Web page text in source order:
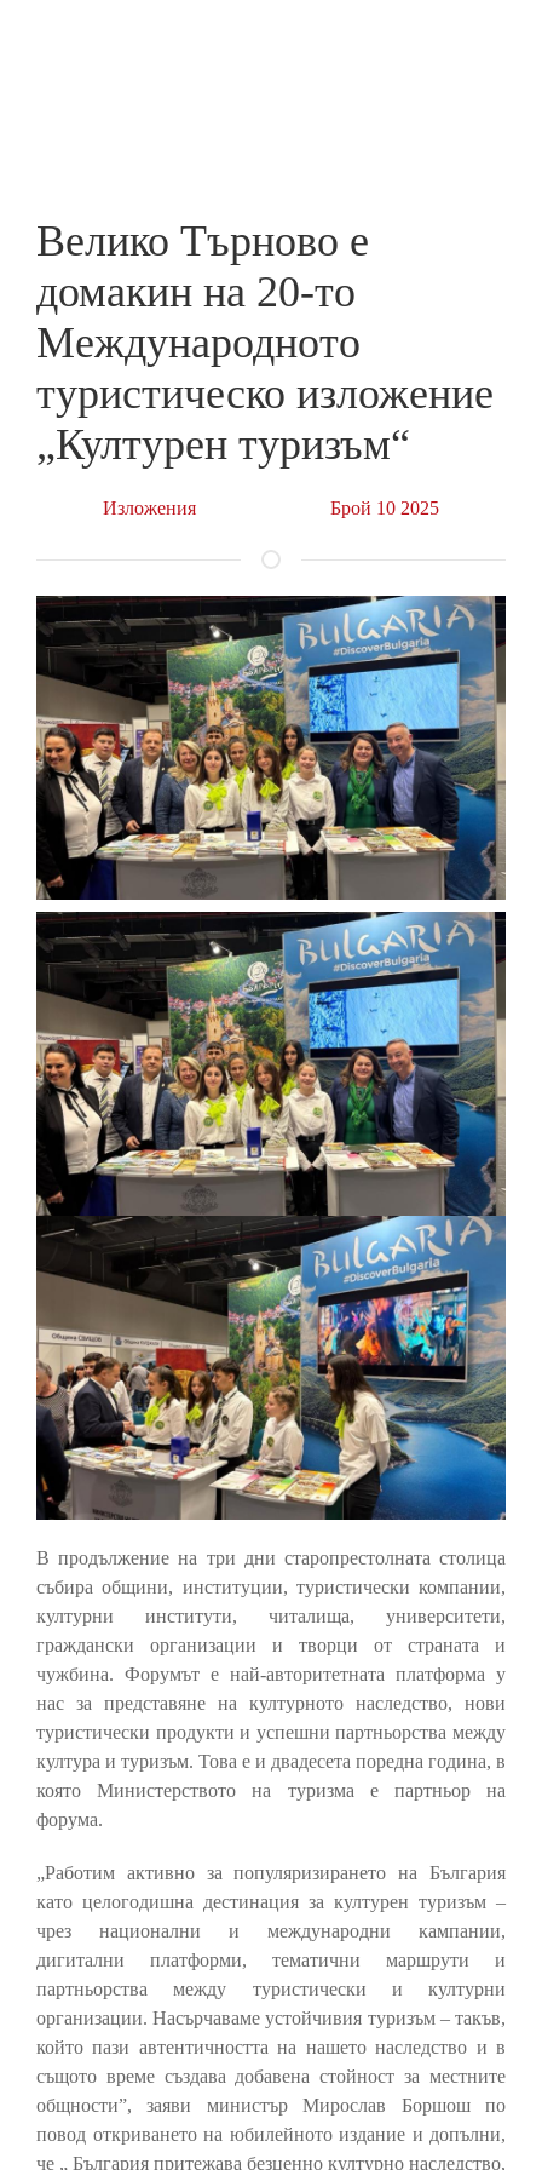
Велико Търново е
домакин на 20-то
Международното
туристическо изложение
„Културен туризъм“
Изложения Брой 10 2025
В продължение на три дни старопрестолната столица
събира общини, институции, туристически компании,
културни институти, читалища, университети,
граждански организации и творци от страната и
чужбина. Форумът е най-авторитетната платформа у
нас за представяне на културното наследство, нови
туристически продукти и успешни партньорства между
култура и туризъм. Това е и двадесета поредна година, в
която Министерството на туризма е партньор на
форума.
„Работим активно за популяризирането на България
като целогодишна дестинация за културен туризъм –
чрез национални и международни кампании,
дигитални платформи, тематични маршрути и
партньорства между туристически и културни
организации. Насърчаваме устойчивия туризъм – такъв,
който пази автентичността на нашето наследство и в
същото време създава добавена стойност за местните
общности”, заяви министър Мирослав Боршош по
повод откриването на юбилейното издание и допълни,
че „ България притежава безценно културно наследство,